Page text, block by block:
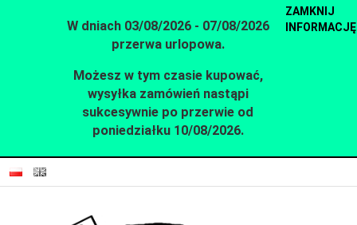
W dniach 03/08/2026 - 07/08/2026
przerwa urlopowa.
Możesz w tym czasie kupować,
wysyłka zamówień nastąpi
sukcesywnie po przerwie od
poniedziałku 10/08/2026.
ZAMKNIJ
INFORMACJĘ